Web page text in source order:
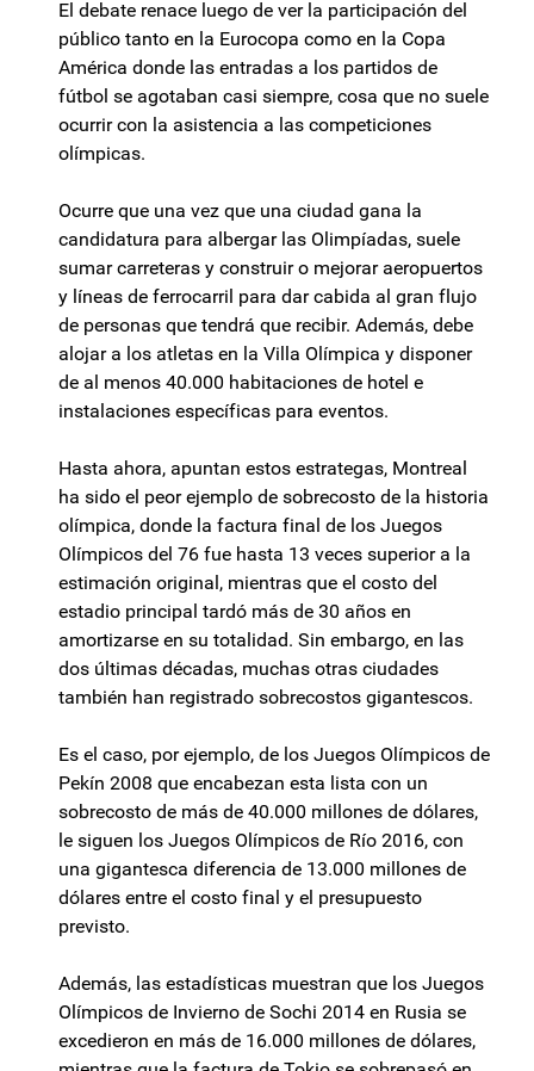
El debate renace luego de ver la participación del
público tanto en la Eurocopa como en la Copa
América donde las entradas a los partidos de
fútbol se agotaban casi siempre, cosa que no suele
ocurrir con la asistencia a las competiciones
olímpicas.
Ocurre que una vez que una ciudad gana la
candidatura para albergar las Olimpíadas, suele
sumar carreteras y construir o mejorar aeropuertos
y líneas de ferrocarril para dar cabida al gran flujo
de personas que tendrá que recibir. Además, debe
alojar a los atletas en la Villa Olímpica y disponer
de al menos 40.000 habitaciones de hotel e
instalaciones específicas para eventos.
Hasta ahora, apuntan estos estrategas, Montreal
ha sido el peor ejemplo de sobrecosto de la historia
olímpica, donde la factura final de los Juegos
Olímpicos del 76 fue hasta 13 veces superior a la
estimación original, mientras que el costo del
estadio principal tardó más de 30 años en
amortizarse en su totalidad. Sin embargo, en las
dos últimas décadas, muchas otras ciudades
también han registrado sobrecostos gigantescos.
Es el caso, por ejemplo, de los Juegos Olímpicos de
Pekín 2008 que encabezan esta lista con un
sobrecosto de más de 40.000 millones de dólares,
le siguen los Juegos Olímpicos de Río 2016, con
una gigantesca diferencia de 13.000 millones de
dólares entre el costo final y el presupuesto
previsto.
Además, las estadísticas muestran que los Juegos
Olímpicos de Invierno de Sochi 2014 en Rusia se
excedieron en más de 16.000 millones de dólares,